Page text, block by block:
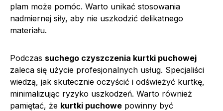
plam może pomóc. Warto unikać stosowania
nadmiernej siły, aby nie uszkodzić delikatnego
materiału.
Podczas suchego czyszczenia kurtki puchowej
zaleca się użycie profesjonalnych usług. Specjaliści
wiedzą, jak skutecznie oczyścić i odświeżyć kurtkę,
minimalizując ryzyko uszkodzeń. Warto również
pamiętać, że kurtki puchowe powinny być